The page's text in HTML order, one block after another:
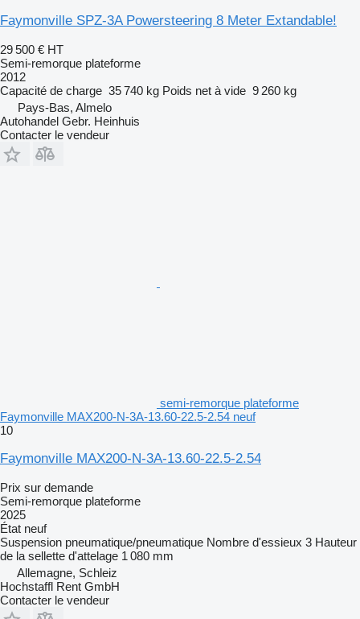
Faymonville SPZ-3A Powersteering 8 Meter Extandable!
29 500 € HT
Semi-remorque plateforme
2012
Capacité de charge 35 740 kg Poids net à vide 9 260 kg
Pays-Bas, Almelo
Autohandel Gebr. Heinhuis
Contacter le vendeur
semi-remorque plateforme
Faymonville MAX200-N-3A-13.60-22.5-2.54 neuf
10
Faymonville MAX200-N-3A-13.60-22.5-2.54
Prix sur demande
Semi-remorque plateforme
2025
État neuf
Suspension pneumatique/pneumatique Nombre d'essieux 3 Hauteur
de la sellette d'attelage 1 080 mm
Allemagne, Schleiz
Hochstaffl Rent GmbH
Contacter le vendeur